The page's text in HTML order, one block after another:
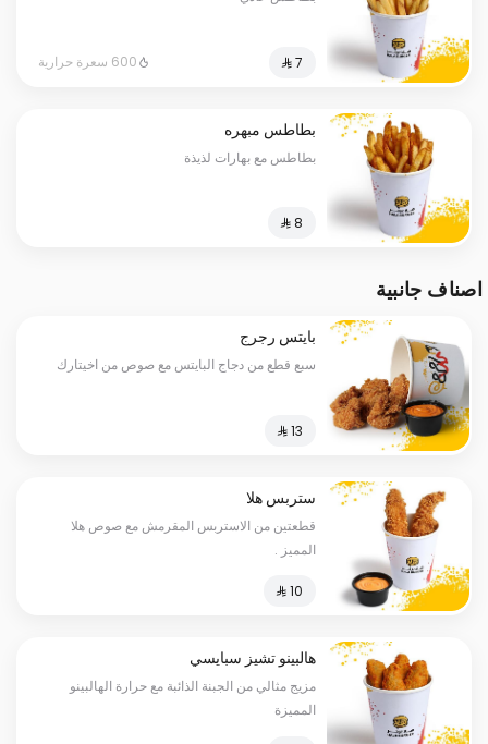
600 سعرة حرارية
بطاطس مبهره
بطاطس مع بهارات لذيذة
اصناف جانبية
بايتس رجرج
سبع قطع من دجاج البايتس مع صوص من اخيتارك
ستربس هلا
قطعتين من الاستربس المقرمش مع صوص هلا
المميز .
هالبينو تشيز سبايسي
مزيج مثالي من الجبنة الذائبة مع حرارة الهالبينو
المميزة